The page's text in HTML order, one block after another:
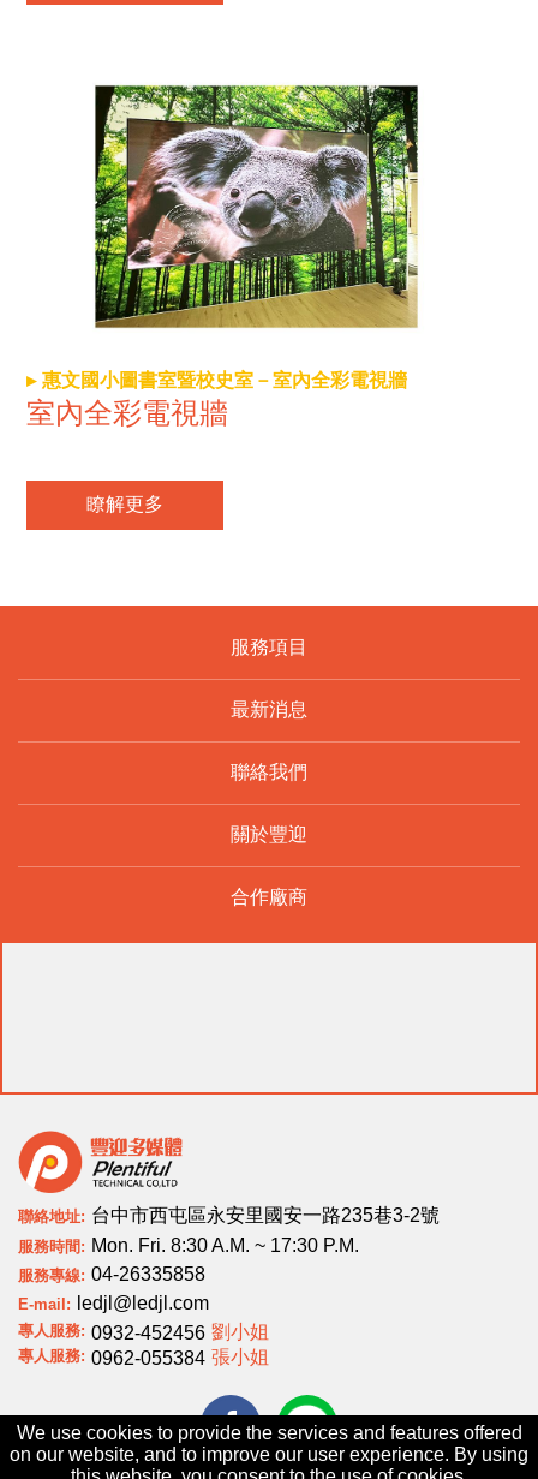
We use cookies to provide the services and features offered
on our website, and to improve our user experience. By using
惠文國小圖書室暨校史室－室內全彩電視牆
室內全彩電視牆
瞭解更多
服務項目
最新消息
聯絡我們
關於豐迎
合作廠商
聯絡地址: 台中市西屯區永安里國安一路235巷3-2號
服務時間: Mon. Fri. 8:30 A.M. ~ 17:30 P.M.
服務專線: 04-26335858
E-mail: ledjl@ledjl.com
專人服務: 0932-452456 劉小姐
專人服務: 0962-055384 張小姐